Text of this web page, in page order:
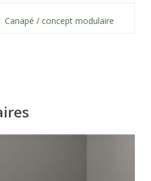
Canapé / concept modulaire